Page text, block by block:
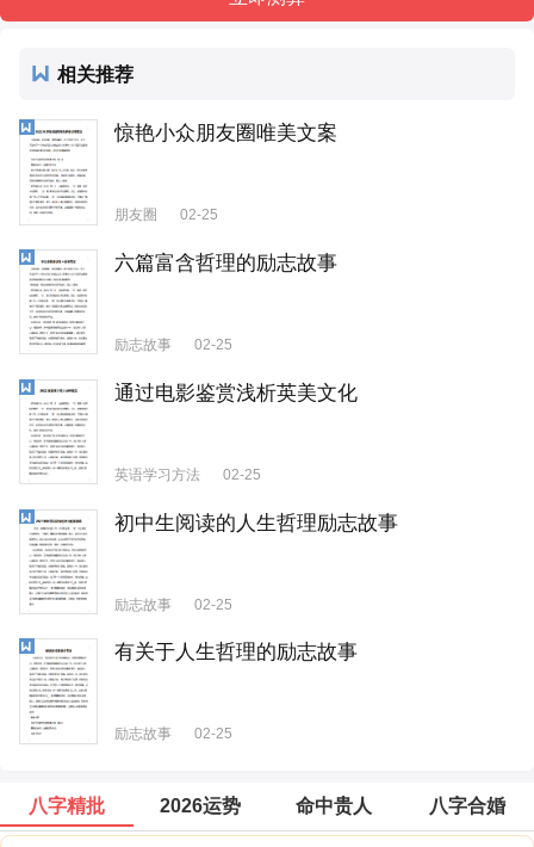
相关推荐
惊艳小众朋友圈唯美文案
朋友圈 02-25
六篇富含哲理的励志故事
励志故事 02-25
通过电影鉴赏浅析英美文化
英语学习方法 02-25
初中生阅读的人生哲理励志故事
励志故事 02-25
有关于人生哲理的励志故事
励志故事 02-25
八字精批 2026运势 命中贵人 八字合婚